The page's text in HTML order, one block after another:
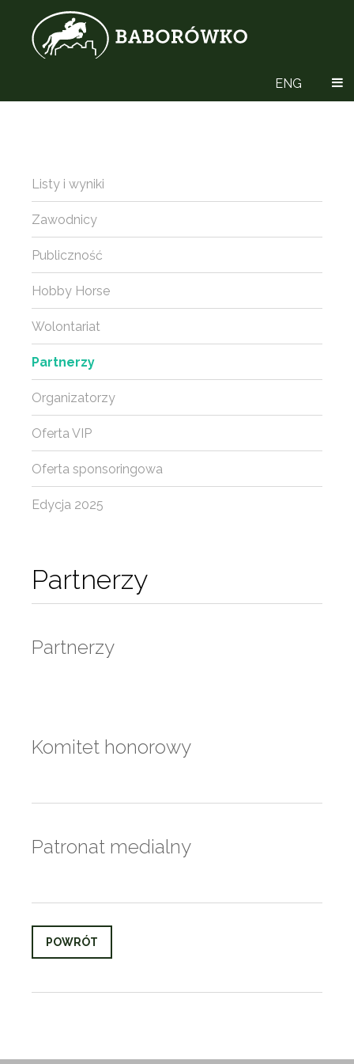
ENG
Partnerzy
Partnerzy
Komitet honorowy
Patronat medialny
POWRÓT
Listy i wyniki
Zawodnicy
Publiczność
Hobby Horse
Wolontariat
Partnerzy
Organizatorzy
Oferta VIP
Oferta sponsoringowa
Edycja 2025